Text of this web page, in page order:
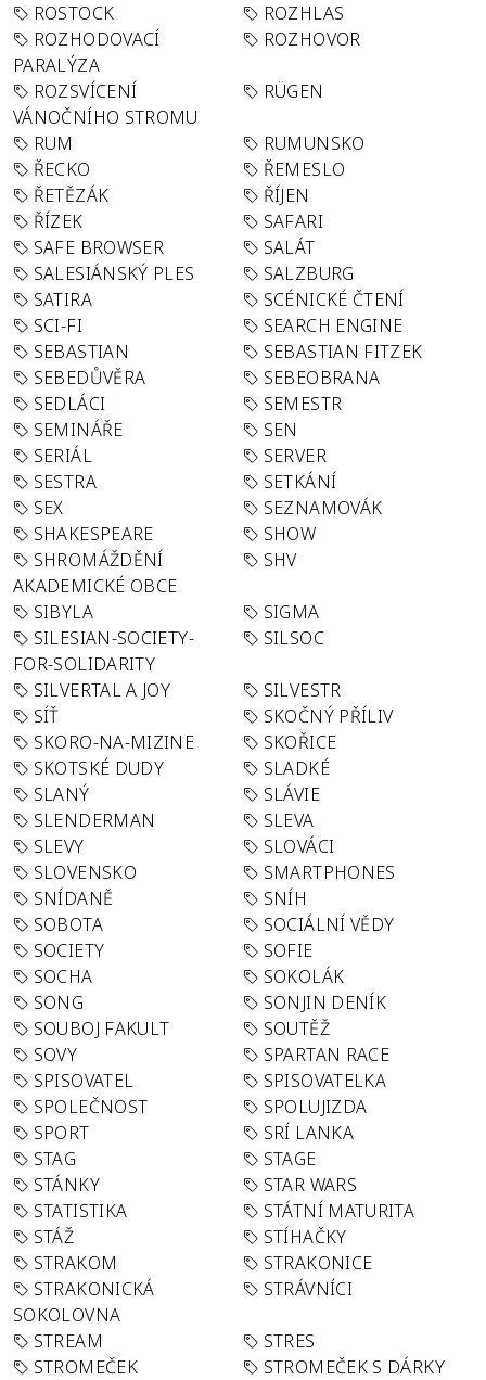
ROSTOCK
ROZHLAS
ROZHODOVACÍ
PARALÝZA
ROZHOVOR
ROZSVÍCENÍ
VÁNOČNÍHO STROMU
RÜGEN
RUM
RUMUNSKO
ŘECKO
ŘEMESLO
ŘETĚZÁK
ŘÍJEN
ŘÍZEK
SAFARI
SAFE BROWSER
SALÁT
SALESIÁNSKÝ PLES
SALZBURG
SATIRA
SCÉNICKÉ ČTENÍ
SCI-FI
SEARCH ENGINE
SEBASTIAN
SEBASTIAN FITZEK
SEBEDŮVĚRA
SEBEOBRANA
SEDLÁCI
SEMESTR
SEMINÁŘE
SEN
SERIÁL
SERVER
SESTRA
SETKÁNÍ
SEX
SEZNAMOVÁK
SHAKESPEARE
SHOW
SHROMÁŽDĚNÍ
AKADEMICKÉ OBCE
SHV
SIBYLA
SIGMA
SILESIAN-SOCIETY-
FOR-SOLIDARITY
SILSOC
SILVERTAL A JOY
SILVESTR
SÍŤ
SKOČNÝ PŘÍLIV
SKORO-NA-MIZINE
SKOŘICE
SKOTSKÉ DUDY
SLADKÉ
SLANÝ
SLÁVIE
SLENDERMAN
SLEVA
SLEVY
SLOVÁCI
SLOVENSKO
SMARTPHONES
SNÍDANĚ
SNÍH
SOBOTA
SOCIÁLNÍ VĚDY
SOCIETY
SOFIE
SOCHA
SOKOLÁK
SONG
SONJIN DENÍK
SOUBOJ FAKULT
SOUTĚŽ
SOVY
SPARTAN RACE
SPISOVATEL
SPISOVATELKA
SPOLEČNOST
SPOLUJIZDA
SPORT
SRÍ LANKA
STAG
STAGE
STÁNKY
STAR WARS
STATISTIKA
STÁTNÍ MATURITA
STÁŽ
STÍHAČKY
STRAKOM
STRAKONICE
STRAKONICKÁ
SOKOLOVNA
STRÁVNÍCI
STREAM
STRES
STROMEČEK
STROMEČEK S DÁRKY